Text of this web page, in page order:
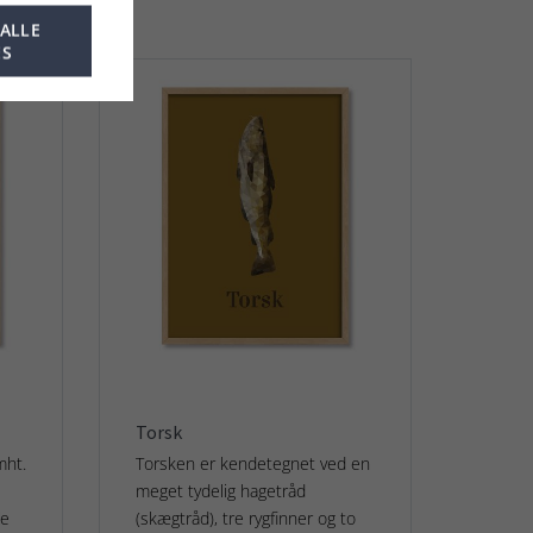
Torsk
Torsken er kendetegnet ved en
meget tydelig hagetråd
(skægtråd), tre rygfinner og to